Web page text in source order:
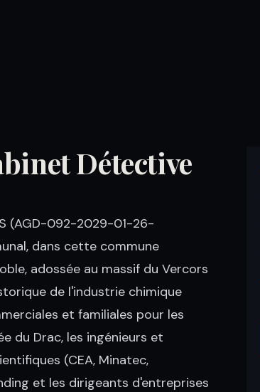
Détective
(AGD-092-2029-01-26-
dans cette commune
adossée au massif du Vercors
de l'industrie chimique
et familiales pour les
du Drac, les ingénieurs et
(CEA, Minatec,
et les dirigeants d'entreprises